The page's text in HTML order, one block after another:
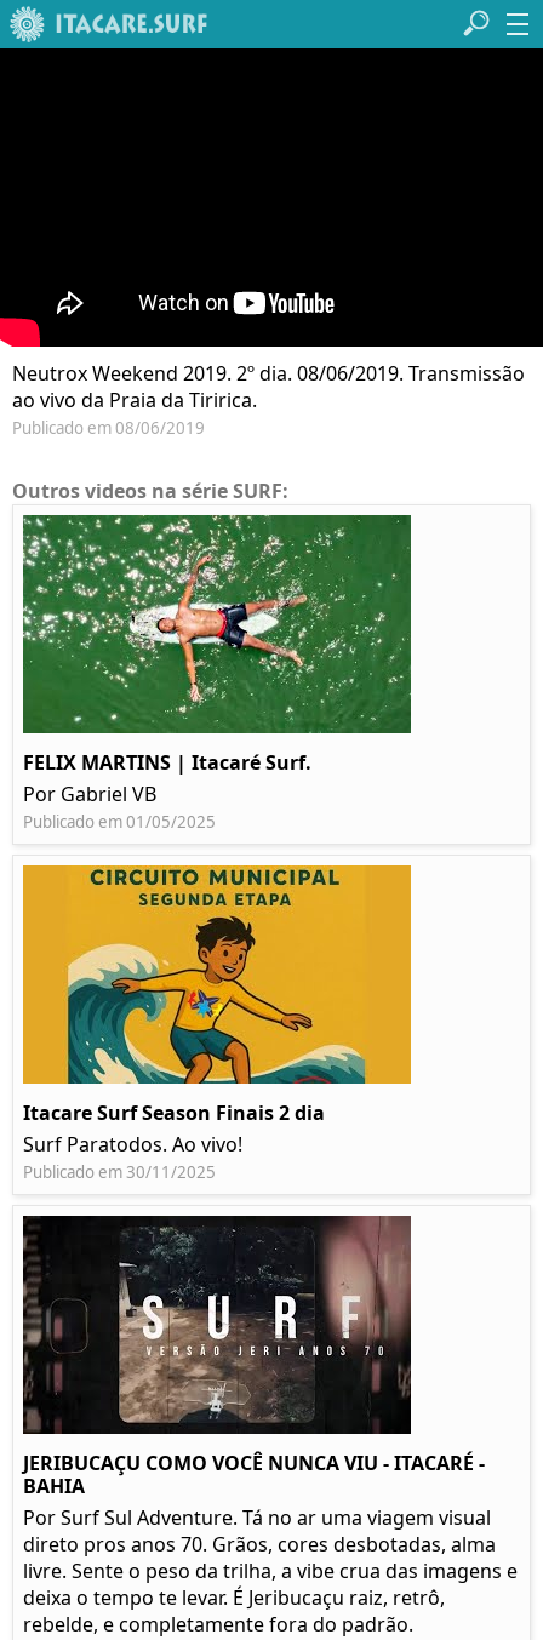
Neutrox Weekend 2019. 2º dia. 08/06/2019. Transmissão
ao vivo da Praia da Tiririca.
Publicado em 08/06/2019
Outros videos na série SURF:
FELIX MARTINS | Itacaré Surf.
Por Gabriel VB
Publicado em 01/05/2025
Itacare Surf Season Finais 2 dia
Surf Paratodos. Ao vivo!
Publicado em 30/11/2025
JERIBUCAÇU COMO VOCÊ NUNCA VIU - ITACARÉ -
BAHIA
Por Surf Sul Adventure. Tá no ar uma viagem visual
direto pros anos 70. Grãos, cores desbotadas, alma
livre. Sente o peso da trilha, a vibe crua das imagens e
deixa o tempo te levar. É Jeribucaçu raiz, retrô,
rebelde, e completamente fora do padrão.